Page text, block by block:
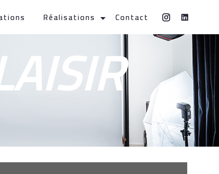
Réalisations Contact